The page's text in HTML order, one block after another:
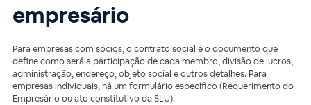
empresário
Para empresas com sócios, o contrato social é o documento que
define como será a participação de cada membro, divisão de lucros,
administração, endereço, objeto social e outros detalhes. Para
empresas individuais, há um formulário específico (Requerimento do
Empresário ou ato constitutivo da SLU).